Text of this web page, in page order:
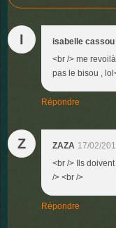
I isabelle cassou
<br /> me
pas le bisou ,
Répondre
Z ZAZA 17/02/
<br /> Ils
/> <br />
Répondre